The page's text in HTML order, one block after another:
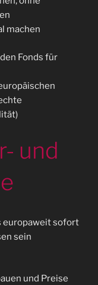
machen
Fonds für
und
europaweit sofort
sein
und Preise